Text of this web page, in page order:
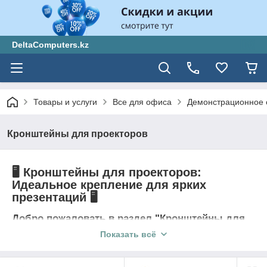
DeltaComputers.kz
Товары и услуги Все для офиса Демонстрационное
Кронштейны для проекторов
🖥️ Кронштейны для проекторов:
Идеальное крепление для ярких
презентаций 🖥️
Добро пожаловать в раздел "Кронштейны для
проекторов" от DeltaComputers.kz - вашего надежного
Показать всё